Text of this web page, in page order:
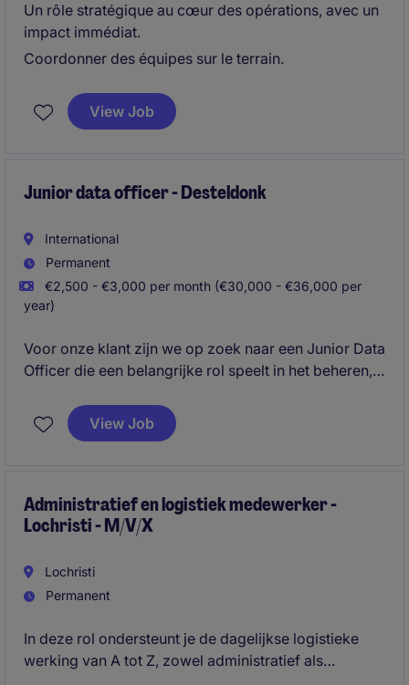
Un rôle stratégique au cœur des opérations, avec un
impact immédiat.
Coordonner des équipes sur le terrain.
View Job
Junior data officer - Desteldonk
International
Permanent
€2,500 - €3,000 per month (€30,000 - €36,000 per
year)
Voor onze klant zijn we op zoek naar een Junior Data
Officer die een belangrijke rol speelt in het beheren,
gegevensstromen. In deze functie combineer je data-
analyse, rapportering en procesoptimalisatie met een
View Job
Administratief en logistiek medewerker -
Lochristi - M/V/X
Lochristi
Permanent
In deze rol ondersteunt je de dagelijkse logistieke
werking van A tot Z, zowel administratief als